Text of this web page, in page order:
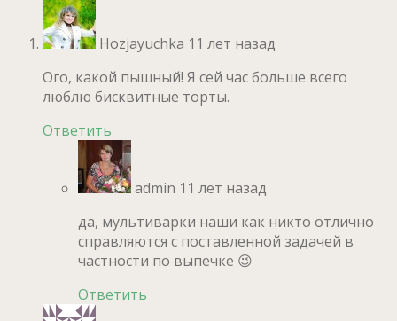
Hozjayuchka 11 лет назад
Ого, какой пышный! Я сей час больше всего
люблю бисквитные торты.
Ответить
admin 11 лет назад
да, мультиварки наши как никто отлично
справляются с поставленной задачей в
частности по выпечке 😉
Ответить